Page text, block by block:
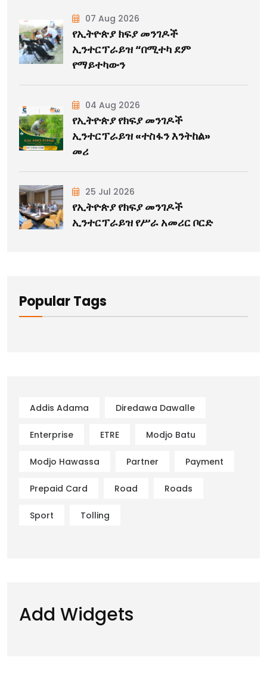
07 Aug 2026
የኢትዮጵያ ክፍያ መንገዶች
ኢንተርፕራይዝ “በሚተካ ደም
የማይተካውን
04 Aug 2026
የኢትዮጵያ የክፍያ መንገዶች
ኢንተርፕራይዝ «ተስፋን እንትከል»
መሪ
25 Jul 2026
የኢትዮጵያ የክፍያ መንገዶች
ኢንተርፕራይዝ የሥራ አመሪር ቦርድ
Popular Tags
Addis Adama Diredawa Dawalle
Enterprise ETRE Modjo Batu
Modjo Hawassa Partner Payment
Prepaid Card Road Roads
Sport Tolling
Add Widgets